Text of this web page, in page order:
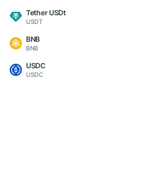
Tether USDt
USDT
BNB
BNB
USDC
USDC